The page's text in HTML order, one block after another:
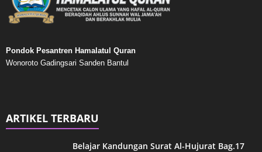
Pondok Pesantren Hamalatul Quran
Wonoroto Gadingsari Sanden Bantul
ARTIKEL TERBARU
Belajar Kandungan Surat Al-Hujurat Bag.17